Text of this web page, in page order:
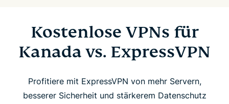
Kostenlose VPNs für
Kanada vs. ExpressVPN
Profitiere mit ExpressVPN von mehr Servern,
besserer Sicherheit und stärkerem Datenschutz